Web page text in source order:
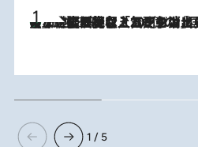
2026.8.5
【なぜ吉沢亮は「気配を消せる」のか？】興行収入208億の『国宝』を経て挑むミュージカル『ディア・エヴァン・ハンセン』。トップ俳優が舞台上でさらけ出した“孤独”とは
1 / 5